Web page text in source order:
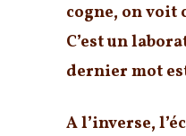
cogne, on voit
C’est un
dernier mot
A l’inverse,